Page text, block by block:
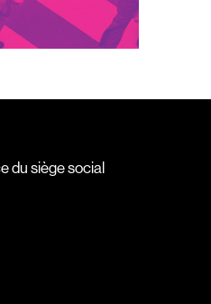
du siège social